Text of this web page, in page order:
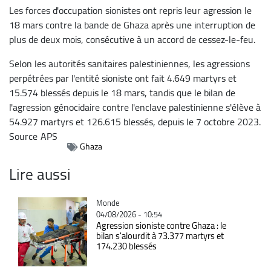
Les forces d'occupation sionistes ont repris leur agression le
18 mars contre la bande de Ghaza après une interruption de
plus de deux mois, consécutive à un accord de cessez-le-feu.
Selon les autorités sanitaires palestiniennes, les agressions
perpétrées par l'entité sioniste ont fait 4.649 martyrs et
15.574 blessés depuis le 18 mars, tandis que le bilan de
l'agression génocidaire contre l'enclave palestinienne s'élève à
54.927 martyrs et 126.615 blessés, depuis le 7 octobre 2023.
SourceAPS
Ghaza
Lire aussi
Catégorie
Monde
04/08/2026 - 10:54
Agression sioniste contre Ghaza : le
bilan s'alourdit à 73.377 martyrs et
174.230 blessés